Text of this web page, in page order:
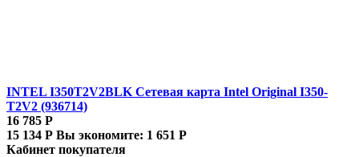
INTEL I350T2V2BLK Сетевая карта Intel Original I350-
T2V2 (936714)
16 785 Р
15 134 Р Вы экономите: 1 651 Р
Кабинет покупателя